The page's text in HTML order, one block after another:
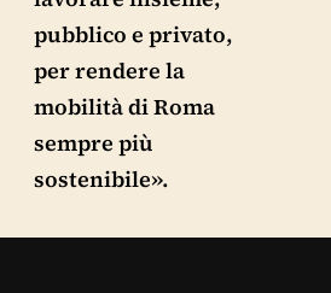
pubblico e privato,
per rendere la
mobilità di Roma
sempre più
sostenibile».